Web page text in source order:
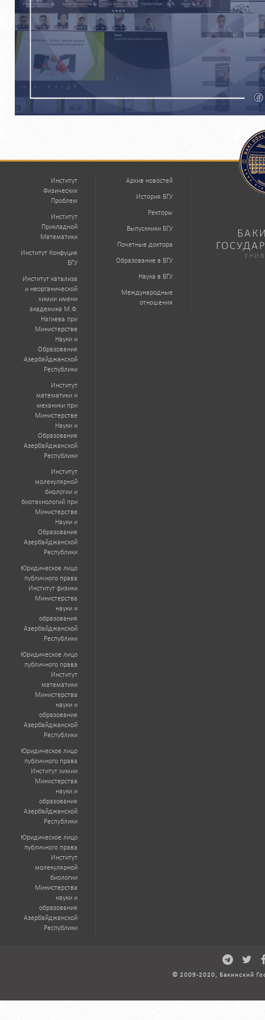
Институт
Физических
Проблем
Институт
Прикладной
Математики
Институт Конфуция
БГУ
Институт катализа
и неорганической
химии имени
академика М.Ф.
Нагиева при
Министерстве
Науки и
Образования
Азербайджанской
Республики
Институт
математики и
механики при
Министерстве
Науки и
Образования
Азербайджанской
Республики
Институт
молекулярной
биологии и
биотехнологий при
Министерстве
Науки и
Образования
Азербайджанской
Республики
Юридическое лицо
публичного права
Институт физики
Министерства
науки и
образования
Азербайджанской
Республики
Юридическое лицо
публичного права
Институт
математики
Министерства
науки и
образования
Азербайджанской
Республики
Юридическое лицо
публичного права
Институт химии
Министерства
науки и
образования
Азербайджанской
Республики
Юридическое лицо
публичного права
Институт
молекулярной
биологии
Министерства
науки и
образования
Азербайджанской
Республики
Архив новостей
История БГУ
Ректоры
Выпускники БГУ
Почетные доктора
Образование в БГУ
Наука в БГУ
Международные
отношения
© 2009-2020, Бакинский